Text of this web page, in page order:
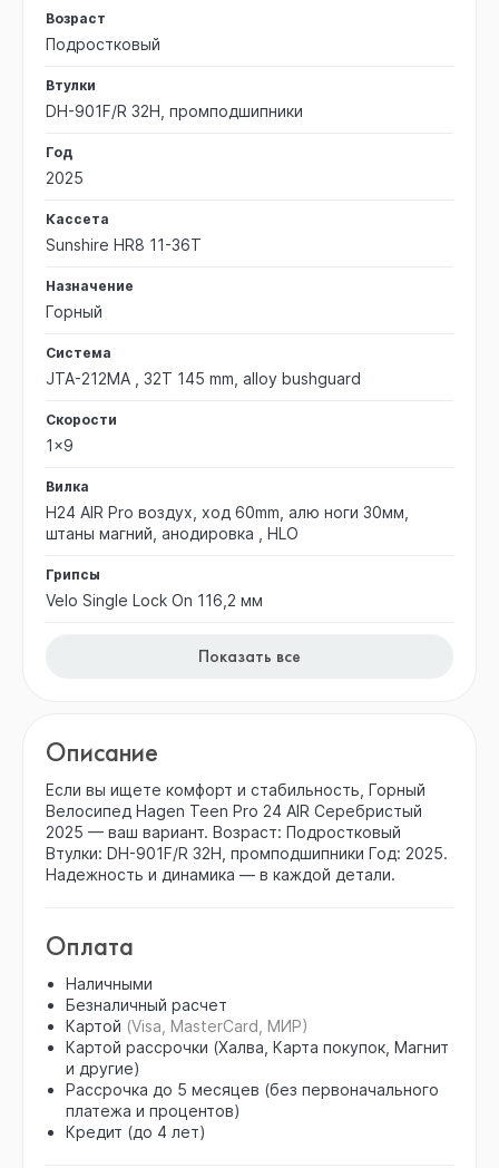
Возраст
Подростковый
Втулки
DH-901F/R 32H, промподшипники
Год
2025
Кассета
Sunshire HR8 11-36T
Назначение
Горный
Система
JTA-212MA , 32T 145 mm, alloy bushguard
Скорости
1x9
Вилка
H24 AIR Pro воздух, ход 60mm, алю ноги 30мм,
штаны магний, анодировка , HLO
Грипсы
Velo Single Lock On 116,2 мм
Показать все
Описание
Если вы ищете комфорт и стабильность, Горный
Велосипед Hagen Teen Pro 24 AIR Серебристый
2025 — ваш вариант. Возраст: Подростковый
Втулки: DH-901F/R 32H, промподшипники Год: 2025.
Надежность и динамика — в каждой детали.
Оплата
Наличными
Безналичный расчет
Картой (Visa, MasterCard, МИР)
Картой рассрочки (Халва, Карта покупок, Магнит
и другие)
Рассрочка до 5 месяцев (без первоначального
платежа и процентов)
Кредит (до 4 лет)